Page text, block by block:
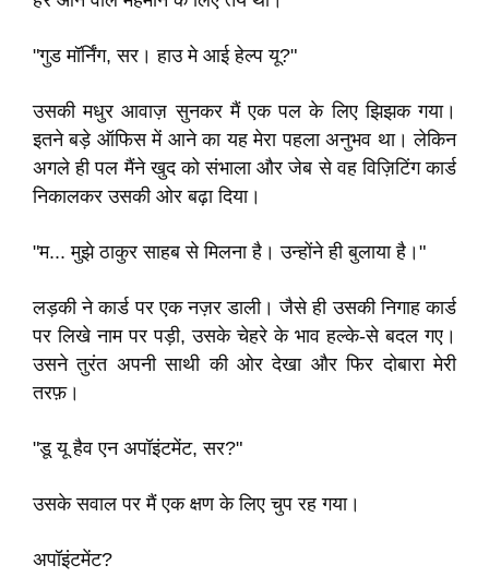
"गुड मॉर्निंग, सर। हाउ मे आई हेल्प यू?"
उसकी मधुर आवाज़ सुनकर मैं एक पल के लिए झिझक गया।
इतने बड़े ऑफिस में आने का यह मेरा पहला अनुभव था। लेकिन
अगले ही पल मैंने खुद को संभाला और जेब से वह विज़िटिंग कार्ड
निकालकर उसकी ओर बढ़ा दिया।
"म... मुझे ठाकुर साहब से मिलना है। उन्होंने ही बुलाया है।"
लड़की ने कार्ड पर एक नज़र डाली। जैसे ही उसकी निगाह कार्ड
पर लिखे नाम पर पड़ी, उसके चेहरे के भाव हल्के-से बदल गए।
उसने तुरंत अपनी साथी की ओर देखा और फिर दोबारा मेरी
तरफ़।
"डू यू हैव एन अपॉइंटमेंट, सर?"
उसके सवाल पर मैं एक क्षण के लिए चुप रह गया।
अपॉइंटमेंट?